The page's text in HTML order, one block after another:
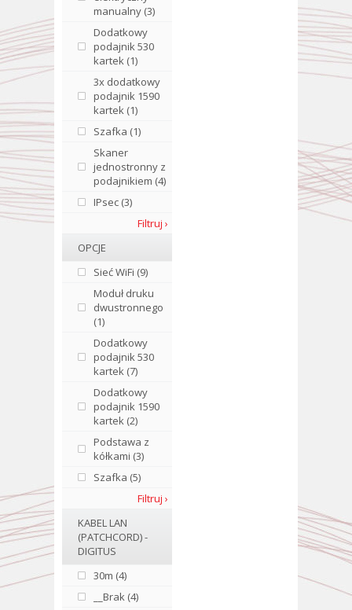
manualny (3)
Dodatkowy
podajnik 530
kartek (1)
3x dodatkowy
podajnik 1590
kartek (1)
Szafka (1)
Skaner
jednostronny z
podajnikiem (4)
IPsec (3)
Filtruj ›
OPCJE
Sieć WiFi (9)
Moduł druku
dwustronnego
(1)
Dodatkowy
podajnik 530
kartek (7)
Dodatkowy
podajnik 1590
kartek (2)
Podstawa z
kółkami (3)
Szafka (5)
Filtruj ›
KABEL LAN
(PATCHCORD) -
DIGITUS
30m (4)
__Brak (4)